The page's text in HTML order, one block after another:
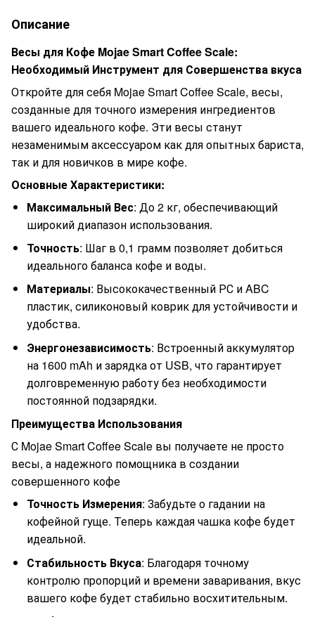
Описание
Весы для Кофе Mojae Smart Coffee Scale:
Необходимый Инструмент для Совершенства вкуса
Откройте для себя Mojae Smart Coffee Scale, весы,
созданные для точного измерения ингредиентов
вашего идеального кофе. Эти весы станут
незаменимым аксессуаром как для опытных бариста,
так и для новичков в мире кофе.
Основные Характеристики:
Максимальный Вес: До 2 кг, обеспечивающий
широкий диапазон использования.
Точность: Шаг в 0,1 грамм позволяет добиться
идеального баланса кофе и воды.
Материалы: Высококачественный РС и ABC
пластик, силиконовый коврик для устойчивости и
удобства.
Энергонезависимость: Встроенный аккумулятор
на 1600 mAh и зарядка от USB, что гарантирует
долговременную работу без необходимости
постоянной подзарядки.
Преимущества Использования
С Mojae Smart Coffee Scale вы получаете не просто
весы, а надежного помощника в создании
совершенного кофе
Точность Измерения: Забудьте о гадании на
кофейной гуще. Теперь каждая чашка кофе будет
идеальной.
Стабильность Вкуса: Благодаря точному
контролю пропорций и времени заваривания, вкус
вашего кофе будет стабильно восхитительным.